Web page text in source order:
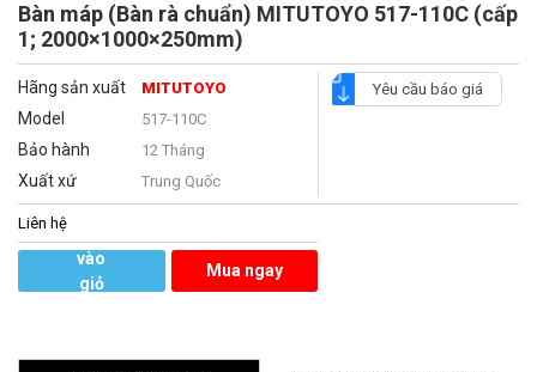
Bàn máp (Bàn rà chuẩn) MITUTOYO 517-110C (cấp
1; 2000×1000×250mm)
Hãng sản xuất MITUTOYO
Model 517-110C
Bảo hành 12 Tháng
Xuất xứ Trung Quốc
Yêu cầu báo giá
Liên hệ
vào
giỏ
Mua ngay